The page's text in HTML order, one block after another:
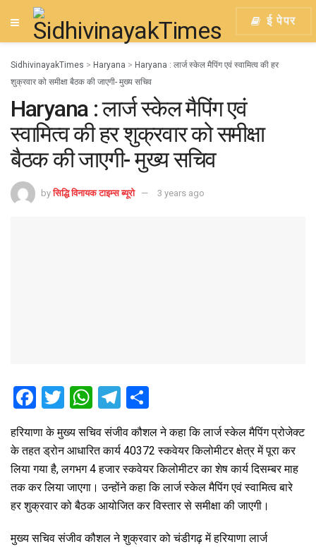
ई पेपर
SidhivinayakTimes > Haryana > Haryana : लार्ज स्केल मैपिंग एवं स्वामित्व की हर
शुक्रवार को समीक्षा बैठक की जाएगी- मुख्य सचिव
Haryana : लार्ज स्केल मैपिंग एवं
स्वामित्व की हर शुक्रवार को समीक्षा
बैठक की जाएगी- मुख्य सचिव
by सिद्धि विनायक टाइम्स ब्यूरो 3 years ago
F
a
ce
b
o
o
k
T
tt
er
W
at
s
A
p
p
T
el
e
gr
a
m
ar
e
हरियाणा के मुख्य सचिव संजीव कौशल ने कहा कि लार्ज स्केल मैपिंग प्रोजेक्ट
के तहत ड्रोन आधारित कार्य 40372 स्कवेयर किलोमीटर क्षेत्र में पूरा कर
लिया गया है, लगभग 4 हजार स्कवेयर किलोमीटर का शेष कार्य दिसम्बर माह
तक कर लिया जाएगा। उन्होंने कहा कि लार्ज स्केल मैपिंग एवं स्वामित्व बारे
हर शुक्रवार को बैठक आयोजित कर विस्तार से समीक्षा की जाएगी।
मुख्य सचिव संजीव कौशल ने शुक्रवार को चंडीगढ़ में हरियाणा लार्ज